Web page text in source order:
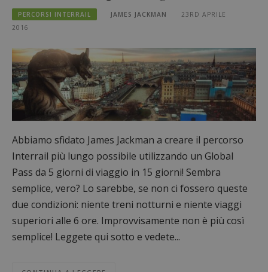
PERCORSI INTERRAIL JAMES JACKMAN
23RD APRILE
2016
Abbiamo sfidato James Jackman a creare il percorso
Interrail più lungo possibile utilizzando un Global
Pass da 5 giorni di viaggio in 15 giorni! Sembra
semplice, vero? Lo sarebbe, se non ci fossero queste
due condizioni: niente treni notturni e niente viaggi
superiori alle 6 ore. Improvvisamente non è più così
semplice! Leggete qui sotto e vedete...